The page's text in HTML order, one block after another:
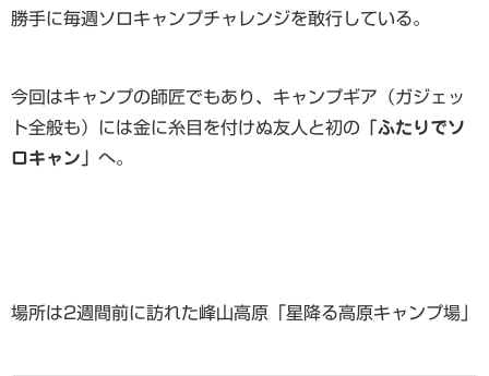
勝手に毎週ソロキャンプチャレンジを敢行している。
今回はキャンプの師匠でもあり、キャンプギア（ガジェッ
ト全般も）には金に糸目を付けぬ友人と初の 「ふたりでソ
ロキャン」 へ。
場所は2週間前に訪れた峰山高原「星降る高原キャンプ場」